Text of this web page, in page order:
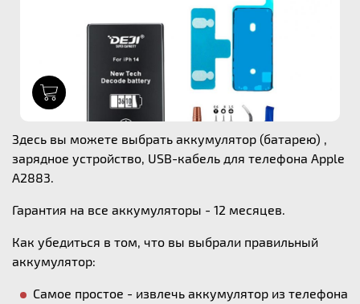
Здесь вы можете выбрать аккумулятор (батарею) ,
зарядное устройство, USB-кабель для телефона Apple
A2883.
Гарантия на все аккумуляторы - 12 месяцев.
Как убедиться в том, что вы выбрали правильный
аккумулятор:
Самое простое - извлечь аккумулятор из телефона